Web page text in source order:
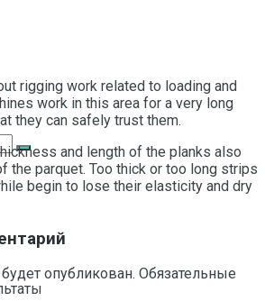
rigging work related to loading and
work in this area for a very long
they can safely trust them.
and length of the planks also
the parquet. Too thick or too long strips
begin to lose their elasticity and dry
опубликован. Обязательные